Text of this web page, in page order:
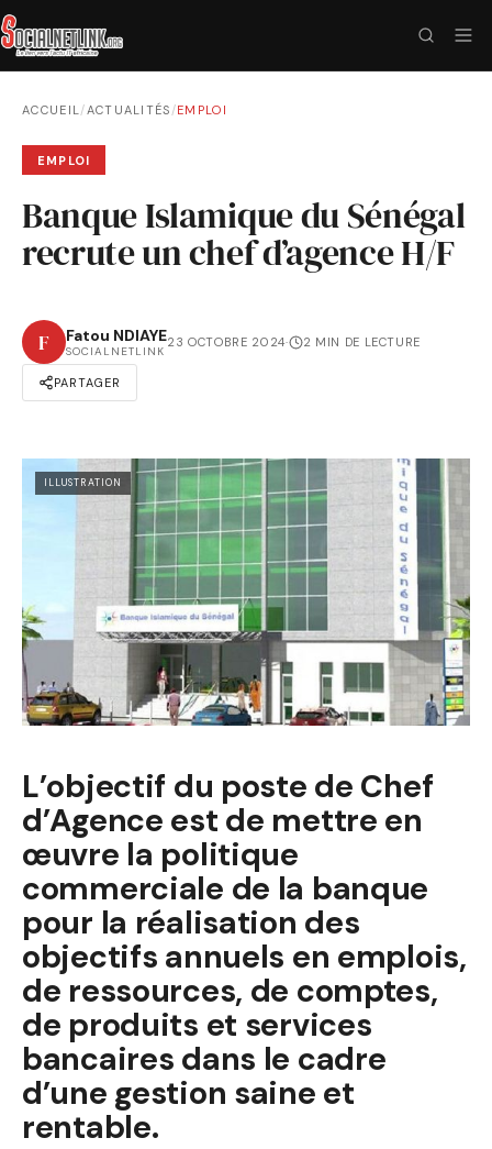
ACCUEIL/ACTUALITÉS /EMPLOI
EMPLOI
Banque Islamique du Sénégal
recrute un chef d’agence H/F
F Fatou NDIAYE
SOCIALNETLINK
23 OCTOBRE 2024· 2 MIN DE LECTURE
PARTAGER
ILLUSTRATION
L’objectif du poste de Chef
d’Agence est de mettre en
œuvre la politique
commerciale de la banque
pour la réalisation des
objectifs annuels en emplois,
de ressources, de comptes,
de produits et services
bancaires dans le cadre
d’une gestion saine et
rentable.